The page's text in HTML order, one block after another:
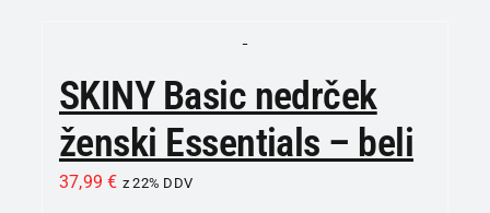
SKINY Basic nedrček
ženski Essentials – beli
37,99€ z 22% DDV